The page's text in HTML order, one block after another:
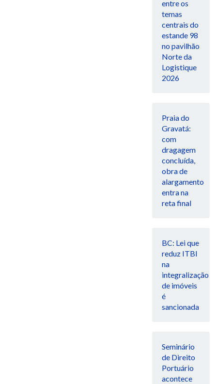
entre os
temas
centrais do
estande 98
no pavilhão
Norte da
Logistique
2026
Praia do
Gravatá:
com
dragagem
concluída,
obra de
alargamento
entra na
reta final
BC: Lei que
reduz ITBI
na
integralização
de imóveis
é
sancionada
Seminário
de Direito
Portuário
acontece